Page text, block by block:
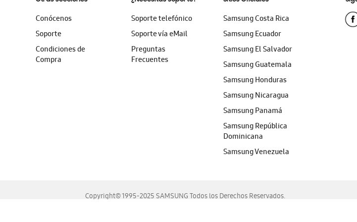
Conócenos
Soporte
Condiciones de
Compra
Soporte telefónico
Soporte vía eMail
Preguntas
Frecuentes
Samsung Costa Rica
Samsung Ecuador
Samsung El Salvador
Samsung Guatemala
Samsung Honduras
Samsung Nicaragua
Samsung Panamá
Samsung República
Dominicana
Samsung Venezuela
Copyright© 1995-2025 SAMSUNG Todos los Derechos Reservados.